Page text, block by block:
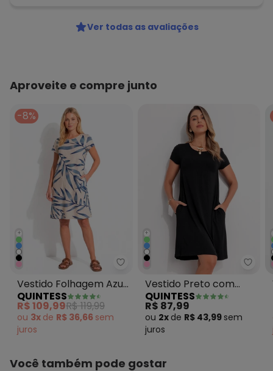
Ver todas as avaliações
Aproveite e compre junto
-8%
+
Quintess - Vestido Folhagem
Vestido Folhagem Azul
com Bolsos e Mangas
Curtas
QUINTESS
R$ 109,99R$ 119,99
ou 3x de R$ 36,66 sem
juros
+
Vestido Preto com
Bolsos e Mangas
Curtas
QUINTESS
R$ 87,99
ou 2x de R$ 43,99 sem
juros
Você também pode gostar